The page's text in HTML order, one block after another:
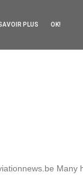
Many
PLUS OK!